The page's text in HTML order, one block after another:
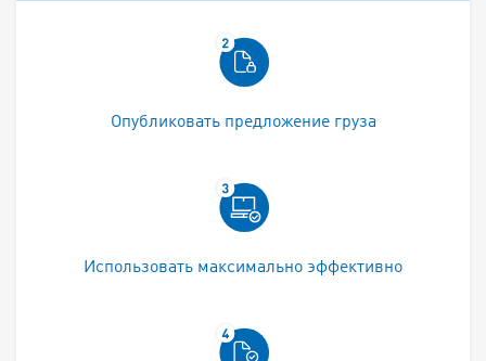
Опубликовать предложение груза
Использовать максимально эффективно